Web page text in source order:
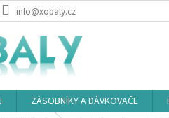
info@xobaly.cz
ZÁSOBNÍKY A DÁVKOVAČE